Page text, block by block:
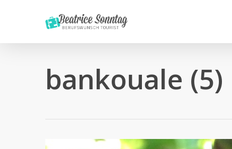
content
bankouale (5)